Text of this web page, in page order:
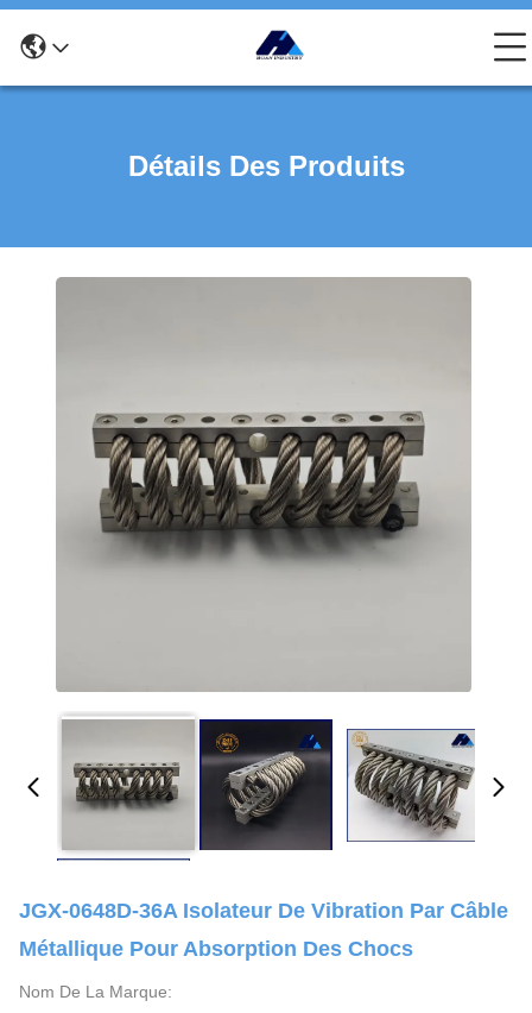
Détails Des Produits
JGX-0648D-36A Isolateur De Vibration Par Câble
Métallique Pour Absorption Des Chocs
Nom De La Marque: